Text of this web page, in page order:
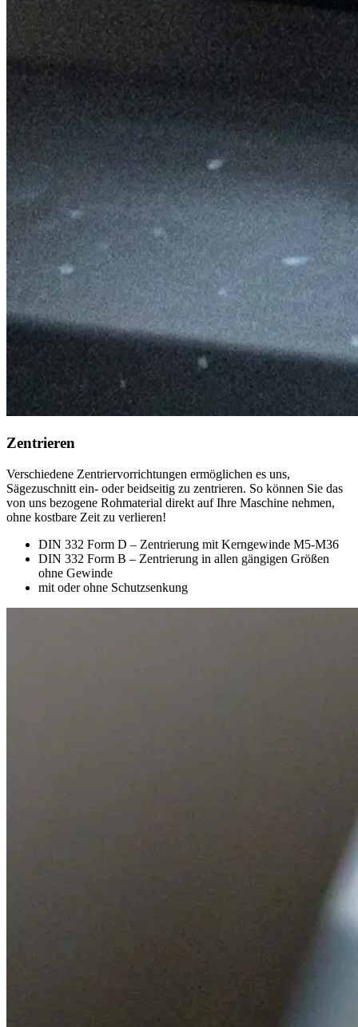
Zentrieren
Verschiedene Zentriervorrichtungen ermöglichen es uns,
Sägezuschnitt ein- oder beidseitig zu zentrieren. So können Sie das
von uns bezogene Rohmaterial direkt auf Ihre Maschine nehmen,
ohne kostbare Zeit zu verlieren!
DIN 332 Form D – Zentrierung mit Kerngewinde M5-M36
DIN 332 Form B – Zentrierung in allen gängigen Größen
ohne Gewinde
mit oder ohne Schutzsenkung